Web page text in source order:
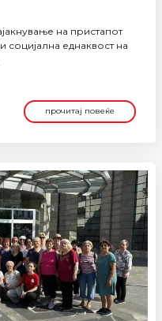
на пристапот
социјална еднаквост на
прочитај повеќе